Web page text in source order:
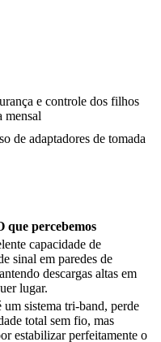
e controle dos filhos
mensal
de adaptadores de tomada
que percebemos
capacidade de
sinal em paredes de
descargas altas em
lugar.
um sistema tri-band, perde
total sem fio, mas
estabilizar perfeitamente o